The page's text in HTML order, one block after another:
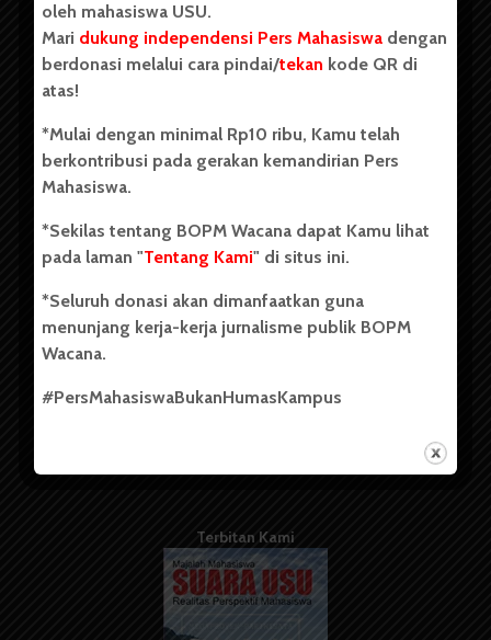
pers mahasiswa yang berdiri di luar kampus dan dikelola
secara mandiri oleh mahasiswa Universitas Sumatera Utara
(USU). Sebelumnya BOPM Wacana merupakan salah satu
Unit Kegiatan Mahasiswa (UKM) di Universitas Sumatera
berdiri pada 1 Juli 1995.
Kontribusi
Info Iklan
Pedoman Media Siber
Kode Etik Jurnalistik
Terbitan Kami
oleh mahasiswa USU.
Mari dukung independensi Pers Mahasiswa dengan
berdonasi melalui cara pindai/tekan kode QR di
atas!
*Mulai dengan minimal Rp10 ribu, Kamu telah
berkontribusi pada gerakan kemandirian Pers
Mahasiswa.
*Sekilas tentang BOPM Wacana dapat Kamu lihat
pada laman "Tentang Kami" di situs ini.
*Seluruh donasi akan dimanfaatkan guna
menunjang kerja-kerja jurnalisme publik BOPM
Wacana.
#PersMahasiswaBukanHumasKampus